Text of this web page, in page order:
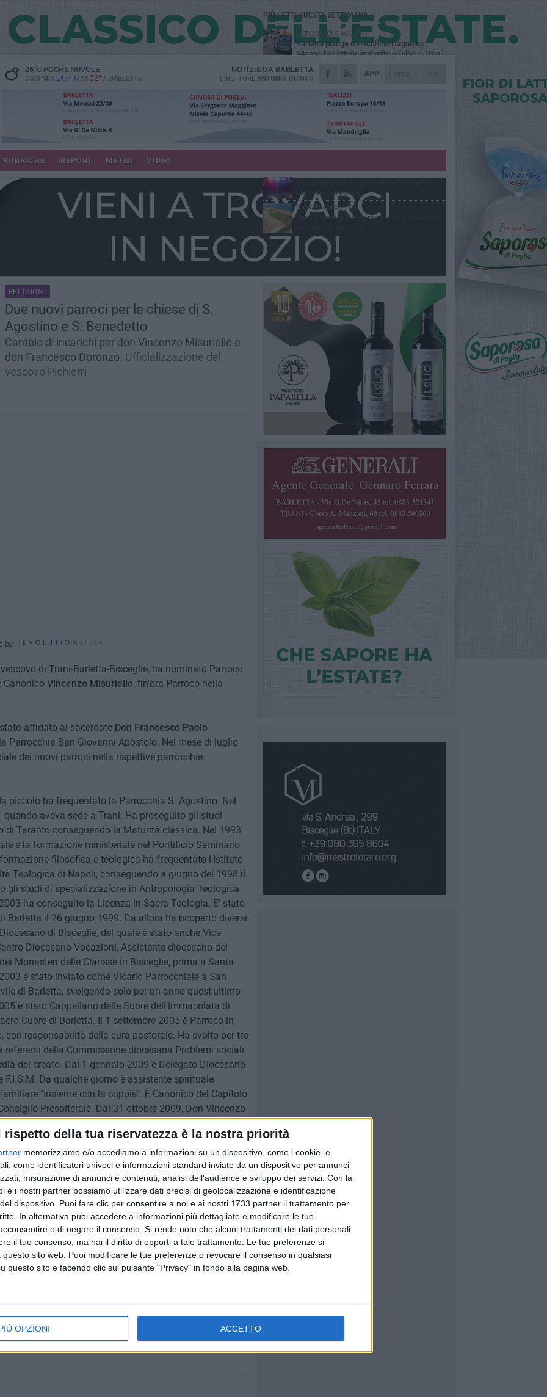
rispetto della tua riservatezza è la nostra priorità
memorizziamo e/o accediamo a informazioni su un dispositivo, come i cookie, e
come identificatori univoci e informazioni standard inviate da un dispositivo per annunci
misurazione di annunci e contenuti, analisi dell'audience e sviluppo dei servizi. Con la
e i nostri partner possiamo utilizzare dati precisi di geolocalizzazione e identificazione
dispositivo. Puoi fare clic per consentire a noi e ai nostri 1733 partner il trattamento per
In alternativa puoi accedere a informazioni più dettagliate e modificare le tue
o di negare il consenso. Si rende noto che alcuni trattamenti dei dati personali
il tuo consenso, ma hai il diritto di opporti a tale trattamento. Le tue preferenze si
sito web. Puoi modificare le tue preferenze o revocare il consenso in qualsiasi
questo sito e facendo clic sul pulsante "Privacy" in fondo alla pagina web.
OPZIONI ACCETTO
26°CPOCHE NUVOLE
OGGI MIN 24.5° MAX 32° A BARLETTA
APP
NOTIZIE DA BARLETTA
DIRETTORE ANTONIO QUINTO
RUBRICHE IREPORT METEO VIDEO
RELIGIONI
Due nuovi parroci per le chiese di S.
Agostino e S. Benedetto
Cambio di incarichi per don Vincenzo Misuriello e
don Francesco Doronzo. Ufficializzazione del
vescovo Pichierri
by
di Trani-Barletta-Bisceglie, ha nominato Parroco
Canonico Vincenzo Misuriello, fin'ora Parroco nella
affidato al sacerdote Don Francesco Paolo
Parrocchia San Giovanni Apostolo. Nel mese di luglio
dei nuovi parroci nella rispettive parrocchie.
piccolo ha frequentato la Parrocchia S. Agostino. Nel
aveva sede a Trani. Ha proseguito gli studi
di Taranto conseguendo la Maturità classica. Nel 1993
e la formazione ministeriale nel Pontificio Seminario
filosofica e teologica ha frequentato l'Istituto
Teologica di Napoli, conseguendo a giugno del 1998 il
gli studi di specializzazione in Antropologia Teologica
ha conseguito la Licenza in Sacra Teologia. E' stato
Barletta il 26 giugno 1999. Da allora ha ricoperto diversi
di Bisceglie, del quale è stato anche Vice
Diocesano Vocazioni, Assistente diocesano dei
Monasteri delle Clarisse in Bisceglie, prima a Santa
è stato inviato come Vicario Parrocchiale a San
di Barletta, svolgendo solo per un anno quest'ultimo
è stato Cappellano delle Suore dell'Immacolata di
Cuore di Barletta. Il 1 settembre 2005 è Parroco in
con responsabilità della cura pastorale. Ha svolto per tre
della Commissione diocesana Problemi sociali
del creato. Dal 1 gennaio 2009 è Delegato Diocesano
Da qualche giorno è assistente spirituale
"Insieme con la coppia". È Canonico del Capitolo
Presbiterale. Dal 31 ottobre 2009, Don Vincenzo
Parrocchia Santa Maria degli Angeli in Barletta. E'
dal settembre del 1994 al giugno 1999
da Vinci" in Bisceglie. Anche Don Francesco
presso l'Istituto Teologico Pugliese di Molfetta,
è stato alunno del Pontificio Seminario Regionale. Ha
Attualmente è impegnato nel percorso per il
Pontificia Università Urbaniana di Roma. Da allora ha
della Parrocchia San Giovanni Apostolo in
di Barletta, Cappellano all'Ospedale Civile di
del Settore cittadino di Pastorale Giovanile, Cappellano
di Fiuggi presso l'Istituto Sacro Cuore di Barletta,
PIÙ LETTI QUESTA SETTIMANA
MERCOLEDÌ 5 AGOSTO
Barletta piange Gioacchino Dagnello:
64enne barlettano investito all'alba a Trani
GIOVEDÌ 6 AGOSTO
Il ricordo di "Cecco", il benzinaio col
separavano dalla pensione»
MERCOLEDÌ 5 AGOSTO
sopralluogo nell'area dell'evento
DOMENICA 2 AGOSTO
Beni confiscati alla mafia. Nasce il servizio
VENERDÌ 7 AGOSTO
bloccato verso Bari
GIOVEDÌ 6 AGOSTO
Jova Summer Party, nuovi campionamenti